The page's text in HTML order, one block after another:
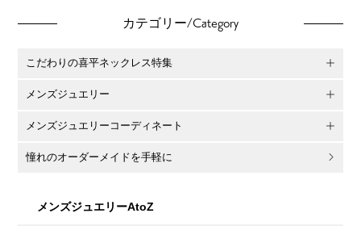
カテゴリー/Category
こだわりの喜平ネックレス特集
メンズジュエリー
メンズジュエリーコーディネート
憧れのオーダーメイドを手軽に
メンズジュエリーAtoZ